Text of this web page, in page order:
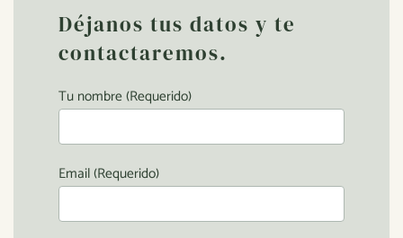
Déjanos tus datos y te
contactaremos.
Tu nombre (Requerido)
Email (Requerido)